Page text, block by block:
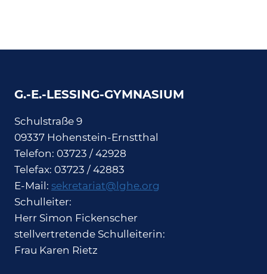
G.-E.-LESSING-GYMNASIUM
Schulstraße 9
09337 Hohenstein-Ernstthal
Telefon: 03723 / 42928
Telefax: 03723 / 42883
E-Mail: sekretariat@lghe.org
Schulleiter:
Herr Simon Fickenscher
stellvertretende Schulleiterin:
Frau Karen Rietz